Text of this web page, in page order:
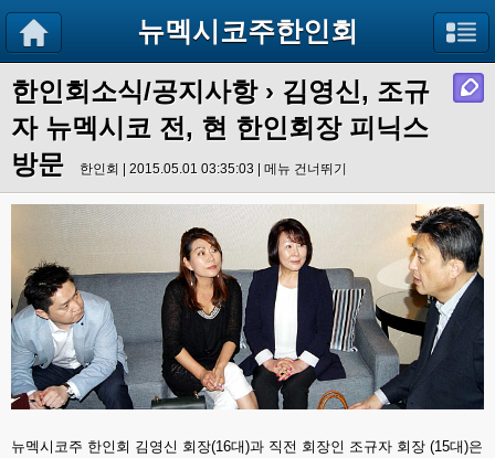
뉴멕시코주한인회
한인회소식/공지사항› 김영신, 조규
자 뉴멕시코 전, 현 한인회장 피닉스
방문
한인회 | 2015.05.01 03:35:03 | 메뉴 건너뛰기
뉴멕시코주 한인회 김영신 회장(16대)과 직전 회장인 조규자 회장 (15대)은